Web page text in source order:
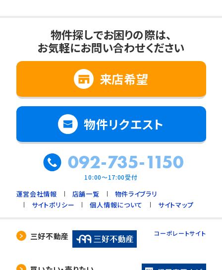
物件探しでお困りの際は、
お気軽にお問い合わせください
来店希望
物件リクエスト
092-735-1150
10:00～17:00受付
運営会社情報 店舗一覧
物件ライブラリ
サイトポリシー
個人情報について サイトマップ
三好不動産 コーポレートサイト